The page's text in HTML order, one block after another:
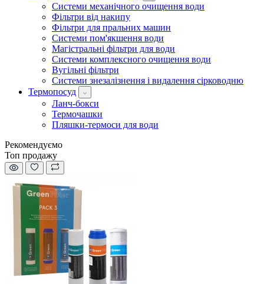
Системи механічного очищення води
Фільтри від накипу
Фільтри для пральних машин
Системи пом'якшення води
Магістральні фільтри для води
Системи комплексного очищення води
Вугільні фільтри
Системи знезалізнення і видалення сірководню
Термопосуд
Ланч-бокси
Термочашки
Пляшки-термоси для води
Рекомендуємо
Топ продажу